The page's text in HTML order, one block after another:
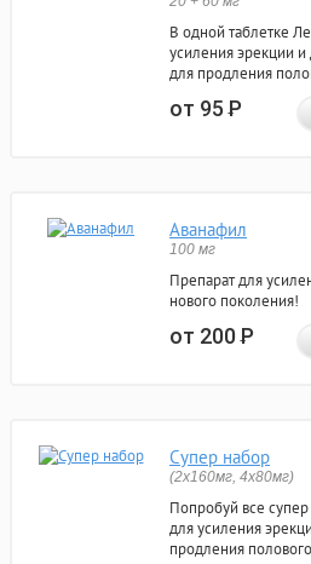
В одной таблетке
усиления эрекции и
для продления
от 95Р
Аванафил
100 мг
Препарат для
нового поколения!
от 200Р
Супер набор
(2х160мг, 4х80мг)
Попробуй все
для усиления
продления